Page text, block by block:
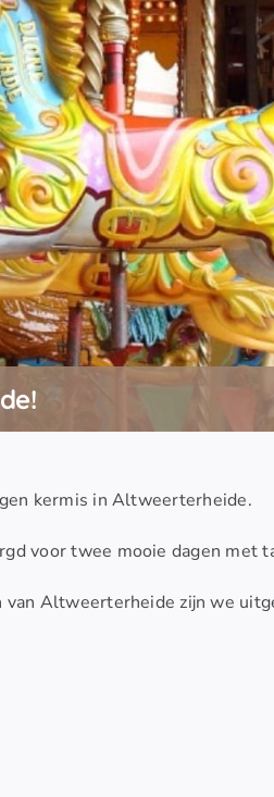
kermis in Altweerterheide.
voor twee mooie dagen met
van Altweerterheide zijn we